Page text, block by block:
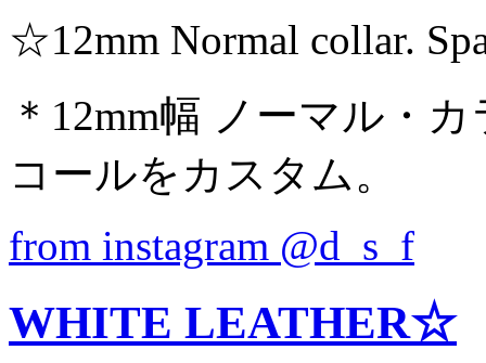
☆12mm Normal collar.
＊12mm幅 ノーマル・
コールをカスタム。
from instagram @d_s_f
WHITE LEATHER☆